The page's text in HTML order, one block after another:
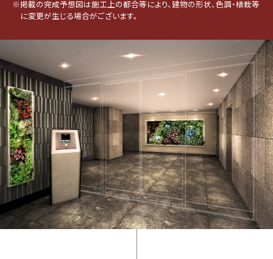
※掲載の完成予想図は施工上の都合等により、建物の形状、色調・植栽等
に変更が生じる場合がございます。